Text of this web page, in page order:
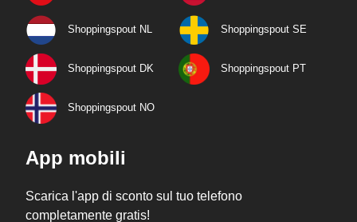
Shoppingspout NL Shoppingspout SE
Shoppingspout DK Shoppingspout PT
Shoppingspout NO
App mobili
Scarica l'app di sconto sul tuo telefono
completamente gratis!